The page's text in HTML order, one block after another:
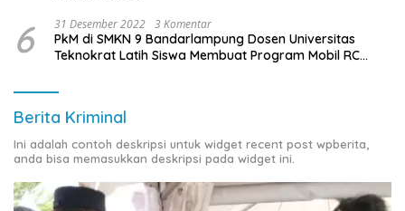
6 31 Desember 2022 3 Komentar
PkM di SMKN 9 Bandarlampung Dosen Universitas
Teknokrat Latih Siswa Membuat Program Mobil RC
Berita Kriminal
Ini adalah contoh deskripsi untuk widget recent post wpberita,
anda bisa memasukkan deskripsi pada widget ini.